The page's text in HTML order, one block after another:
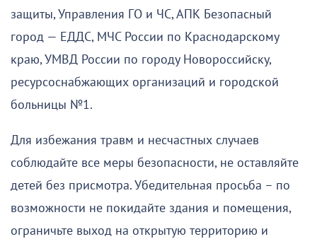
защиты, Управления ГО и ЧС, АПК Безопасный
город — ЕДДС, МЧС России по Краснодарскому
краю, УМВД России по городу Новороссийску,
ресурсоснабжающих организаций и городской
больницы №1.
Для избежания травм и несчастных случаев
соблюдайте все меры безопасности, не оставляйте
детей без присмотра. Убедительная просьба – по
возможности не покидайте здания и помещения,
ограничьте выход на открытую территорию и